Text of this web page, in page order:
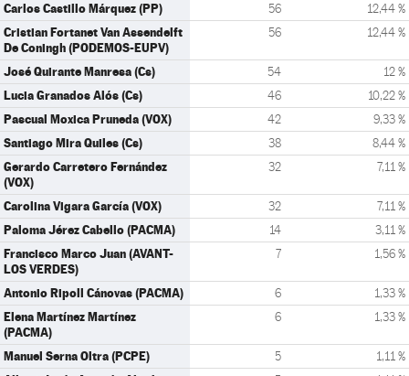
Carlos Castillo Márquez (PP) 56 12,44 %
Cristian Fortanet Van Assendelft
De Coningh (PODEMOS-EUPV)
56 12,44 %
José Quirante Manresa (Cs) 54 12 %
Lucia Granados Alós (Cs) 46 10,22 %
Pascual Moxica Pruneda (VOX) 42 9,33 %
Santiago Mira Quiles (Cs) 38 8,44 %
Gerardo Carretero Fernández
(VOX)
32 7,11 %
Carolina Vigara García (VOX) 32 7,11 %
Paloma Jérez Cabello (PACMA) 14 3,11 %
Francisco Marco Juan (AVANT-
LOS VERDES)
7 1,56 %
Antonio Ripoll Cánovas (PACMA) 6 1,33 %
Elena Martínez Martínez
(PACMA)
6 1,33 %
Manuel Serna Oltra (PCPE) 5 1,11 %